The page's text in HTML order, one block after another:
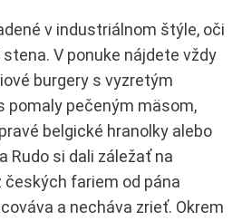
v industriálnom štýle, oči
V ponuke nájdete vždy
burgery s vyzretým
pomaly pečeným mäsom,
belgické hranolky alebo
Rudo si dali záležať na
českých fariem od pána
a necháva zrieť. Okrem